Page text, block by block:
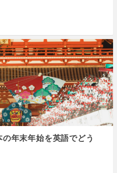
の年末年始を英語でどう